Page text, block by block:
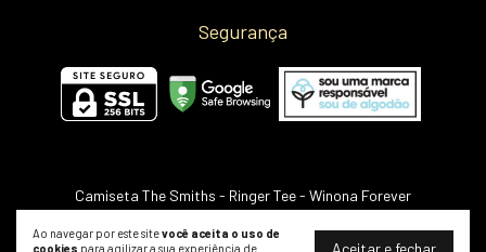
Ao navegar por este sitevocê aceita o uso de
cookies para agilizar a sua experiência de Aceitar e fechar
Segurança
Camiseta The Smiths - Ringer Tee- Winona Forever